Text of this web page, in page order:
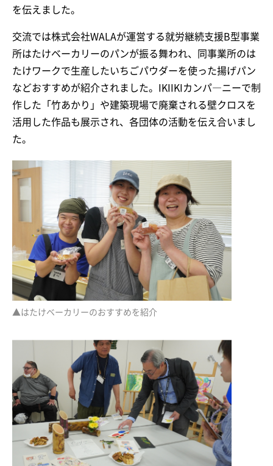
を伝えました。
交流では株式会社WALAが運営する就労継続支援B型事業
所はたけベーカリーのパンが振る舞われ、同事業所のは
たけワークで生産したいちごパウダーを使った揚げパン
などおすすめが紹介されました。IKIIKIカンパ―ニーで制
作した「竹あかり」や建築現場で廃棄される壁クロスを
活用した作品も展示され、各団体の活動を伝え合いまし
た。
▲はたけベーカリーのおすすめを紹介